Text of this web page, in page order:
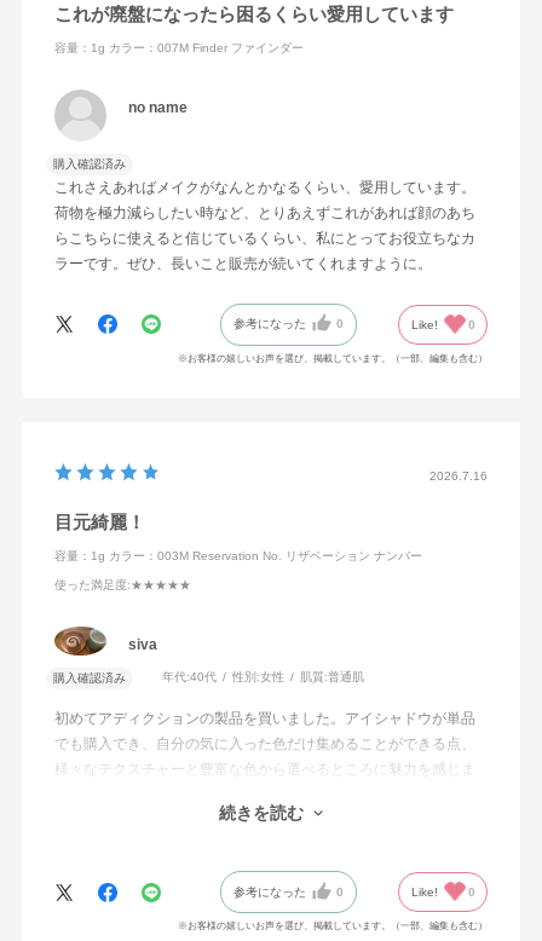
これが廃盤になったら困るくらい愛用しています
容量：1g カラー：007M Finder ファインダー
no name
購入確認済み
これさえあればメイクがなんとかなるくらい、愛用しています。
荷物を極力減らしたい時など、とりあえずこれがあれば顔のあち
らこちらに使えると信じているくらい、私にとってお役立ちなカ
ラーです。ぜひ、長いこと販売が続いてくれますように。
参考になった 0 Like! 0
※お客様の嬉しいお声を選び、掲載しています。（一部、編集も含む）
2026.7.16
目元綺麗！
容量：1g カラー：003M Reservation No. リザベーション ナンバー
使った満足度:★★★★★
siva
購入確認済み 年代:40代 性別:女性 肌質:普通肌
初めてアディクションの製品を買いました。アイシャドウが単品
でも購入でき、自分の気に入った色だけ集めることができる点、
様々なテクスチャーと豊富な色から選べるところに魅力を感じま
種類豊富すぎて本当に悩みましたが、このアイシャドウともう一
パレットの色より、目の上に乗せた時に映える色だと思いまし
た。自分で言うのもなんですが、なんか可愛い、、。メイクが楽
続きを読む
参考になった 0 Like! 0
※お客様の嬉しいお声を選び、掲載しています。（一部、編集も含む）